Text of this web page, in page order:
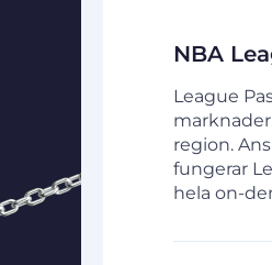
NBA
League
region.
fungerar
hela on-